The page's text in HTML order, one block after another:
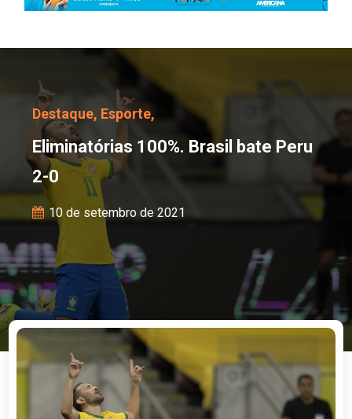
Eliminatórias 100%.
Destaque, Esporte,
Eliminatórias 100%. Brasil bate Peru
2-0
10 de setembro de 2021